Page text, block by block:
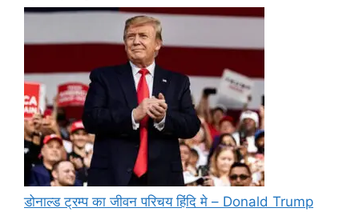
डोनाल्ड ट्रम्प का जीवन परिचय हिंदि मे – Donald Trump